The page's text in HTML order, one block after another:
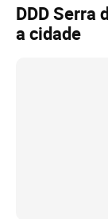
DDD Serra
a cidade